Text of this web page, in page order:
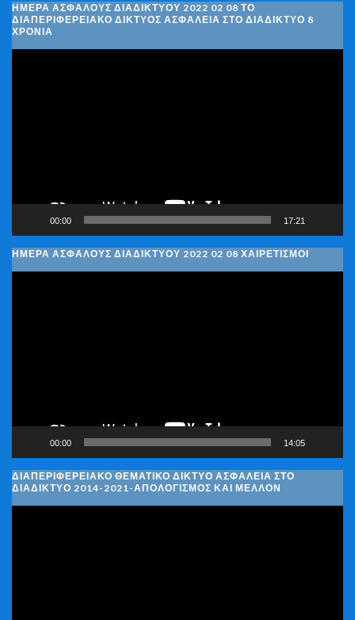
ΗΜΈΡΑ ΑΣΦΑΛΟΎΣ ΔΙΑΔΙΚΤΎΟΥ 2022 02 08 ΤΟ
ΔΙΑΠΕΡΙΦΕΡΕΙΑΚΌ ΔΊΚΤΥΟΣ ΑΣΦΆΛΕΙΑ ΣΤΟ ΔΙΑΔΊΚΤΥΟ 8
ΧΡΌΝΙΑ
00:00 17:21
ΗΜΈΡΑ ΑΣΦΑΛΟΎΣ ΔΙΑΔΙΚΤΎΟΥ 2022 02 08 ΧΑΙΡΕΤΙΣΜΟΊ
00:00 14:05
ΔΙΑΠΕΡΙΦΕΡΕΙΑΚΌ ΘΕΜΑΤΙΚΌ ΔΊΚΤΥΟ ΑΣΦΆΛΕΙΑ ΣΤΟ
ΔΙΑΔΊΚΤΥΟ 2014-2021-ΑΠΟΛΟΓΙΣΜΌΣ ΚΑΙ ΜΈΛΛΟΝ